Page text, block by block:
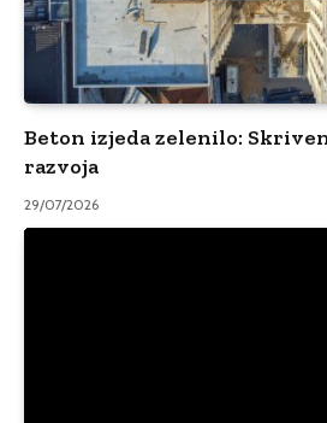
Beton izjeda zelenilo:
razvoja
29/07/2026